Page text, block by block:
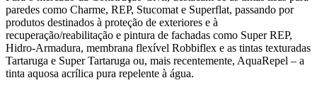
paredes como Charme, REP, Stucomat e Superflat, passando por
produtos destinados à proteção de exteriores e à
recuperação/reabilitação e pintura de fachadas como Super REP,
Hidro-Armadura, membrana flexível Robbiflex e as tintas texturadas
Tartaruga e Super Tartaruga ou, mais recentemente, AquaRepel – a
tinta aquosa acrílica pura repelente à água.